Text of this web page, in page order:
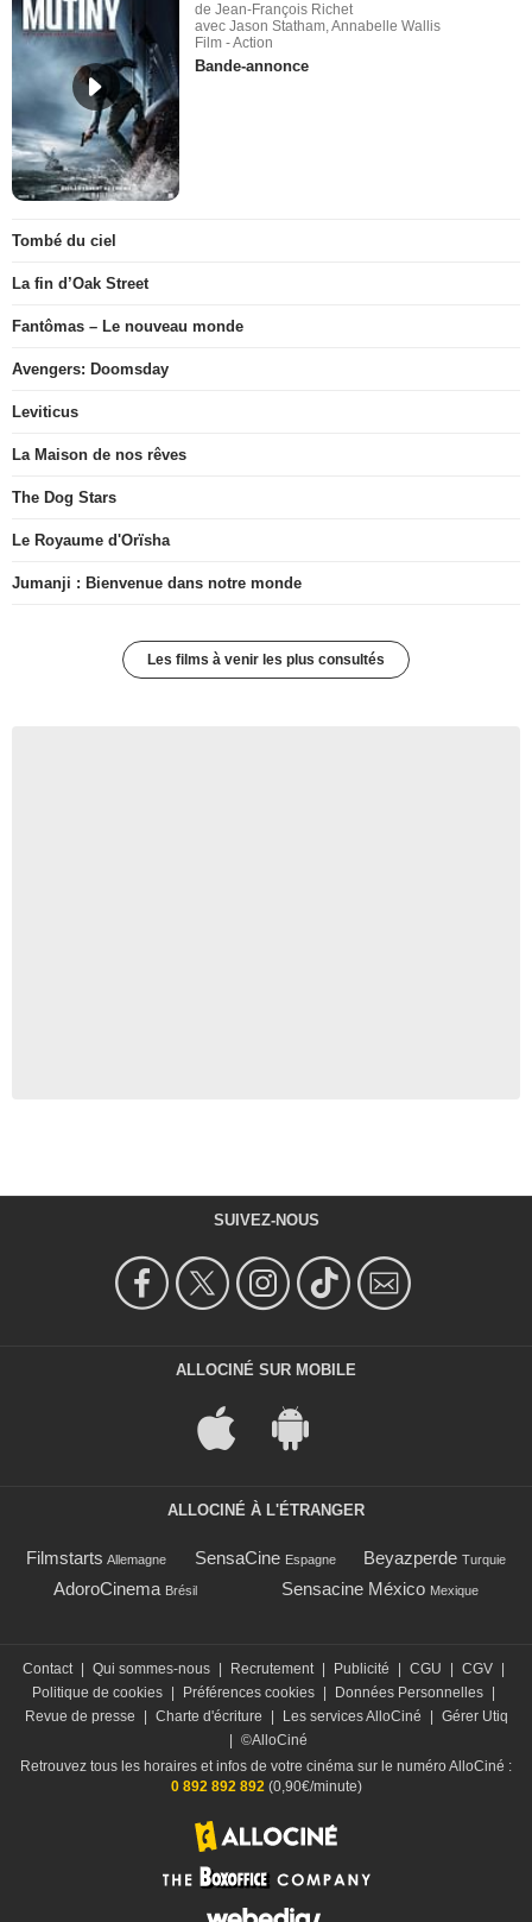
de Jean-François Richet
avec Jason Statham, Annabelle Wallis
Film - Action
Bande-annonce
Tombé du ciel
La fin d’Oak Street
Fantômas – Le nouveau monde
Avengers: Doomsday
Leviticus
La Maison de nos rêves
The Dog Stars
Le Royaume d'Orïsha
Jumanji : Bienvenue dans notre monde
Les films à venir les plus consultés
SUIVEZ-NOUS
ALLOCINÉ SUR MOBILE
ALLOCINÉ À L'ÉTRANGER
Filmstarts Allemagne SensaCine Espagne Beyazperde Turquie
AdoroCinema Brésil Sensacine México Mexique
Contact Qui sommes-nous Recrutement Publicité CGU CGV
Politique de cookies
Préférences cookies Données Personnelles
Revue de presse
Charte d'écriture Les services AlloCiné
Gérer Utiq
©AlloCiné
Retrouvez tous les horaires et infos de votre cinéma sur le numéro AlloCiné :
0 892 892 892(0,90€/minute)